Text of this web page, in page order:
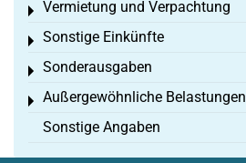
Vermietung und Verpachtung
Toggle menu
Sonstige Einkünfte
Toggle menu
Sonderausgaben
Toggle menu
Außergewöhnliche Belastungen
Toggle menu
Sonstige Angaben